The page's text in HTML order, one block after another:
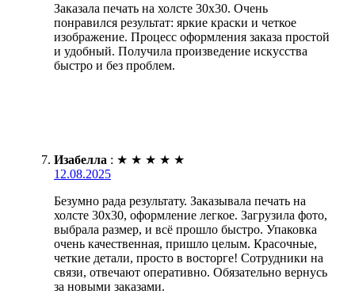
Заказала печать на холсте 30х30. Очень
понравился результат: яркие краски и четкое
изображение. Процесс оформления заказа простой
и удобный. Получила произведение искусства
быстро и без проблем.
Изабелла : ★ ★ ★ ★ ★
12.08.2025
Безумно рада результату. Заказывала печать на
холсте 30х30, оформление легкое. Загрузила фото,
выбрала размер, и всё прошло быстро. Упаковка
очень качественная, пришло целым. Красочные,
четкие детали, просто в восторге! Сотрудники на
связи, отвечают оперативно. Обязательно вернусь
за новыми заказами.